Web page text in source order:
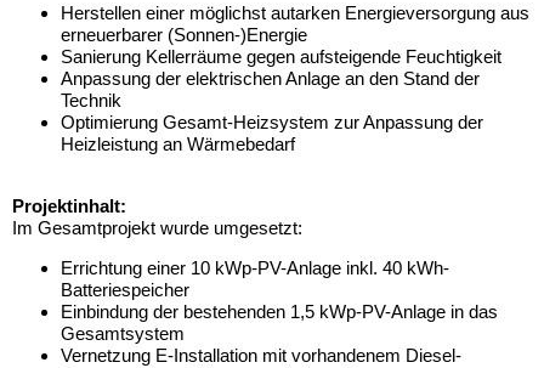
Herstellen einer möglichst autarken Energieversorgung aus
erneuerbarer (Sonnen-)Energie
Sanierung Kellerräume gegen aufsteigende Feuchtigkeit
Anpassung der elektrischen Anlage an den Stand der
Technik
Optimierung Gesamt-Heizsystem zur Anpassung der
Heizleistung an Wärmebedarf
Projektinhalt:
Im Gesamtprojekt wurde umgesetzt:
Errichtung einer 10 kWp-PV-Anlage inkl. 40 kWh-
Batteriespeicher
Einbindung der bestehenden 1,5 kWp-PV-Anlage in das
Gesamtsystem
Vernetzung E-Installation mit vorhandenem Diesel-